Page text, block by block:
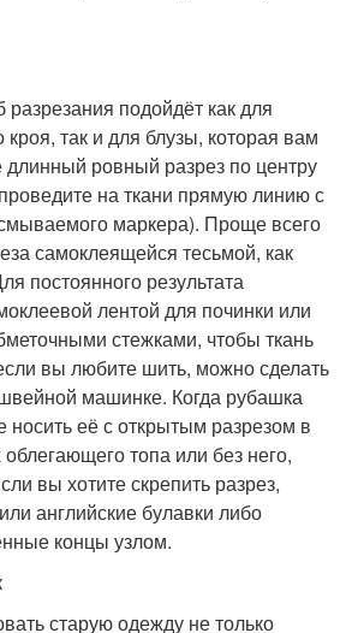
разрезания подойдёт как для
так и для блузы, которая вам
ровный разрез по центру
на ткани прямую линию с
маркера). Проще всего
самоклеящейся тесьмой, как
постоянного результата
лентой для починки или
стежками, чтобы ткань
вы любите шить, можно сделать
машинке. Когда рубашка
носить её с открытым разрезом в
топа или без него,
вы хотите скрепить разрез,
английские булавки либо
концы узлом.
старую одежду не только